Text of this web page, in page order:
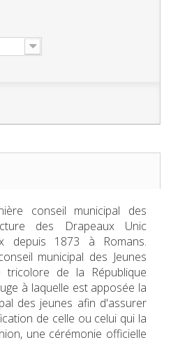
conseil municipal des
des Drapeaux Unic
depuis 1873 à Romans.
municipal des Jeunes
tricolore de la République
à laquelle est apposée la
des jeunes afin d'assurer
de celle ou celui qui la
une cérémonie officielle